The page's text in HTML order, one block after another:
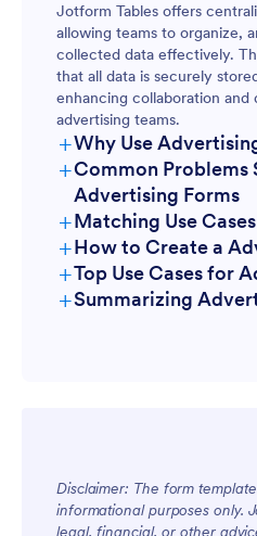
Jotform Tables offers
allowing teams to organize,
collected data effectively.
that all data is securely
enhancing collaboration and
advertising teams.
+Why Use
+Common Problems
Advertising Forms
+Matching Use
+How to Create a
+Top Use Cases for
For Managers
+Summarizing
Disclaimer: The form
informational purposes only.
legal, financial, or other